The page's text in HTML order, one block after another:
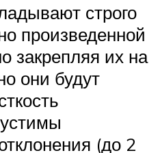
строго
произведенной
закрепляя их на
они будут
(до 2